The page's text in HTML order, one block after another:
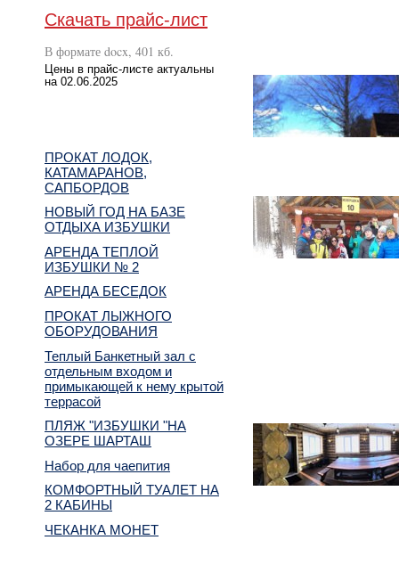
Скачать прайс-лист
В формате docx, 401 кб.
Цены в прайс-листе актуальны
на 02.06.2025
ПРОКАТ ЛОДОК,
КАТАМАРАНОВ,
САПБОРДОВ
НОВЫЙ ГОД НА БАЗЕ
ОТДЫХА ИЗБУШКИ
АРЕНДА ТЕПЛОЙ
ИЗБУШКИ № 2
АРЕНДА БЕСЕДОК
ПРОКАТ ЛЫЖНОГО
ОБОРУДОВАНИЯ
Теплый Банкетный зал с
отдельным входом и
примыкающей к нему крытой
террасой
ПЛЯЖ "ИЗБУШКИ "НА
ОЗЕРЕ ШАРТАШ
Набор для чаепития
КОМФОРТНЫЙ ТУАЛЕТ НА
2 КАБИНЫ
ЧЕКАНКА МОНЕТ